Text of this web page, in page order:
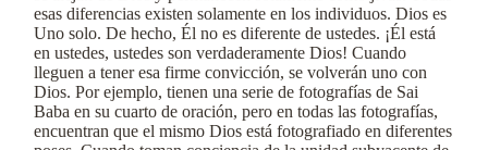
esas diferencias existen solamente en los individuos. Dios es
Uno solo. De hecho, Él no es diferente de ustedes. ¡Él está
en ustedes, ustedes son verdaderamente Dios! Cuando
lleguen a tener esa firme convicción, se volverán uno con
Dios. Por ejemplo, tienen una serie de fotografías de Sai
Baba en su cuarto de oración, pero en todas las fotografías,
encuentran que el mismo Dios está fotografiado en diferentes